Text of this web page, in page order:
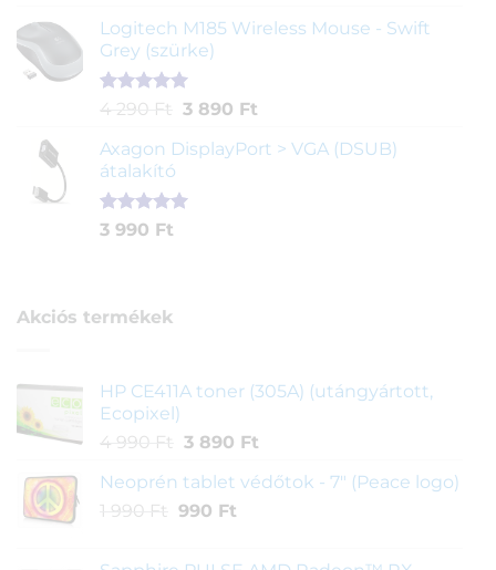
5-ből,
értékelés
alapján
Logitech M185 Wireless Mouse - Swift
Grey (szürke)
Értékelés
ből,
1
értékelés
alapján
4 290 Ft Original
was:
290 Ft.
3 890 FtCurrent
is:
Axagon DisplayPort > VGA (DSUB)
átalakító
Értékelés
1
3 990 Ft
Akciós termékek
HP CE411A toner (305A) (utángyártott,
Ecopixel)
4 990 Ft
Original
was:
4
3 890 FtCurrent
is:
Neoprén tablet védőtok - 7" (Peace logo)
1 990 Ft
Original
990 FtCurrent